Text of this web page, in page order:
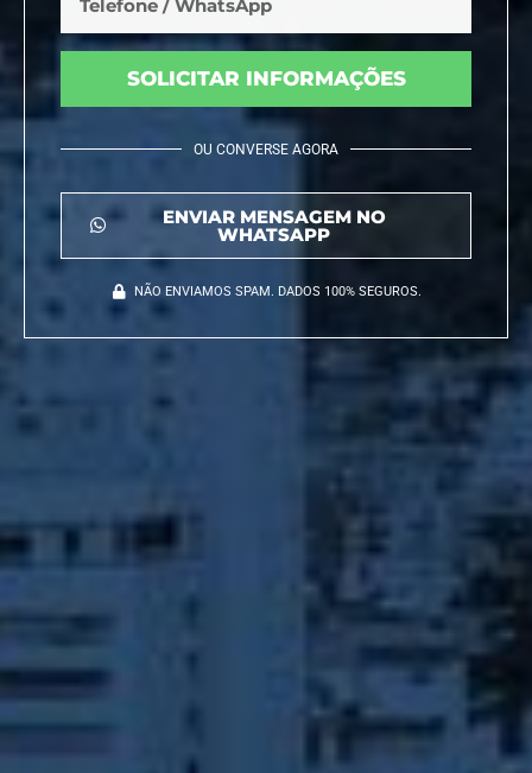
SOLICITAR INFORMAÇÕES
OU CONVERSE AGORA
ENVIAR MENSAGEM NO
WHATSAPP
NÃO ENVIAMOS SPAM. DADOS 100% SEGUROS.